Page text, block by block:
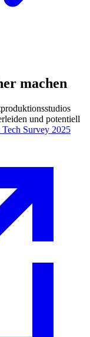
machen
und potentiell
Survey 2025